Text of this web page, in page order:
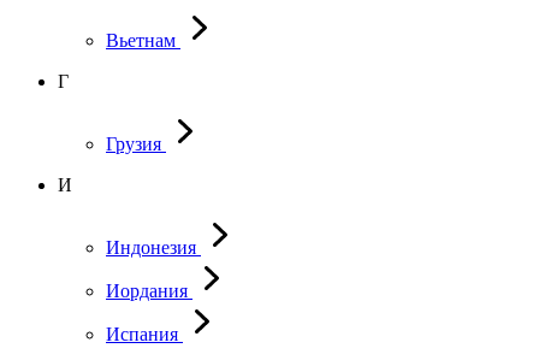
Вьетнам
Г
Грузия
И
Индонезия
Иордания
Испания